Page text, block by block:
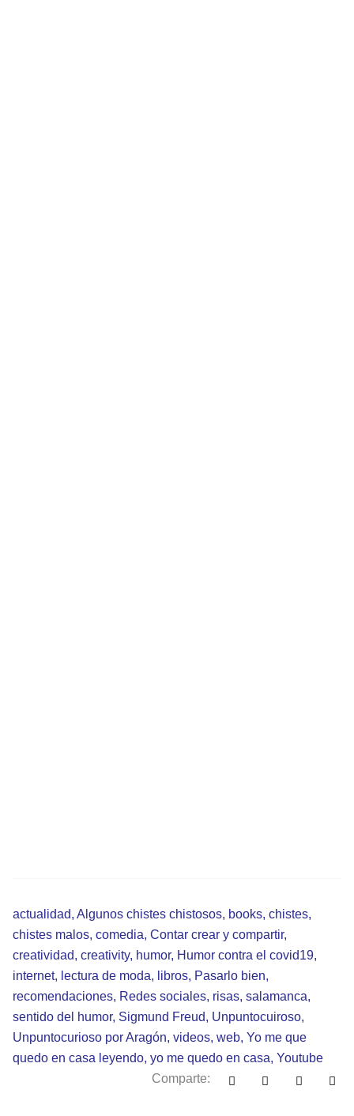
actualidad, Algunos chistes chistosos, books, chistes,
chistes malos, comedia, Contar crear y compartir,
creatividad, creativity, humor, Humor contra el covid19,
internet, lectura de moda, libros, Pasarlo bien,
recomendaciones, Redes sociales, risas, salamanca,
sentido del humor, Sigmund Freud, Unpuntocuiroso,
Unpuntocurioso por Aragón, videos, web, Yo me que
quedo en casa leyendo, yo me quedo en casa, Youtube
Comparte: